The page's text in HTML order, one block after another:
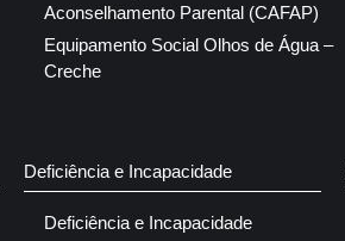
Aconselhamento Parental (CAFAP)
Equipamento Social Olhos de Água –
Creche
Deficiência e Incapacidade
Deficiência e Incapacidade